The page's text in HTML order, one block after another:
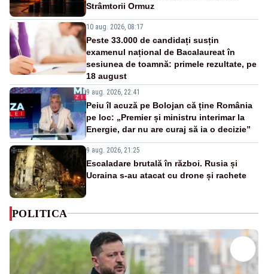
Strâmtorii Ormuz
10 aug. 2026, 08:17
Peste 33.000 de candidați susțin
examenul național de Bacalaureat în
sesiunea de toamnă: primele rezultate, pe
18 august
9 aug. 2026, 22:41
Peiu îl acuză pe Bolojan că ține România
pe loc: „Premier și ministru interimar la
Energie, dar nu are curaj să ia o decizie”
9 aug. 2026, 21:25
Escaladare brutală în război. Rusia și
Ucraina s-au atacat cu drone și rachete
POLITICA